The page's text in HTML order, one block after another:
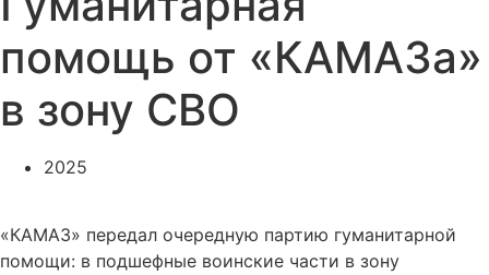
помощь от «КАМАЗа»
в зону СВО
2025
«КАМАЗ» передал очередную партию гуманитарной
помощи: в подшефные воинские части в зону